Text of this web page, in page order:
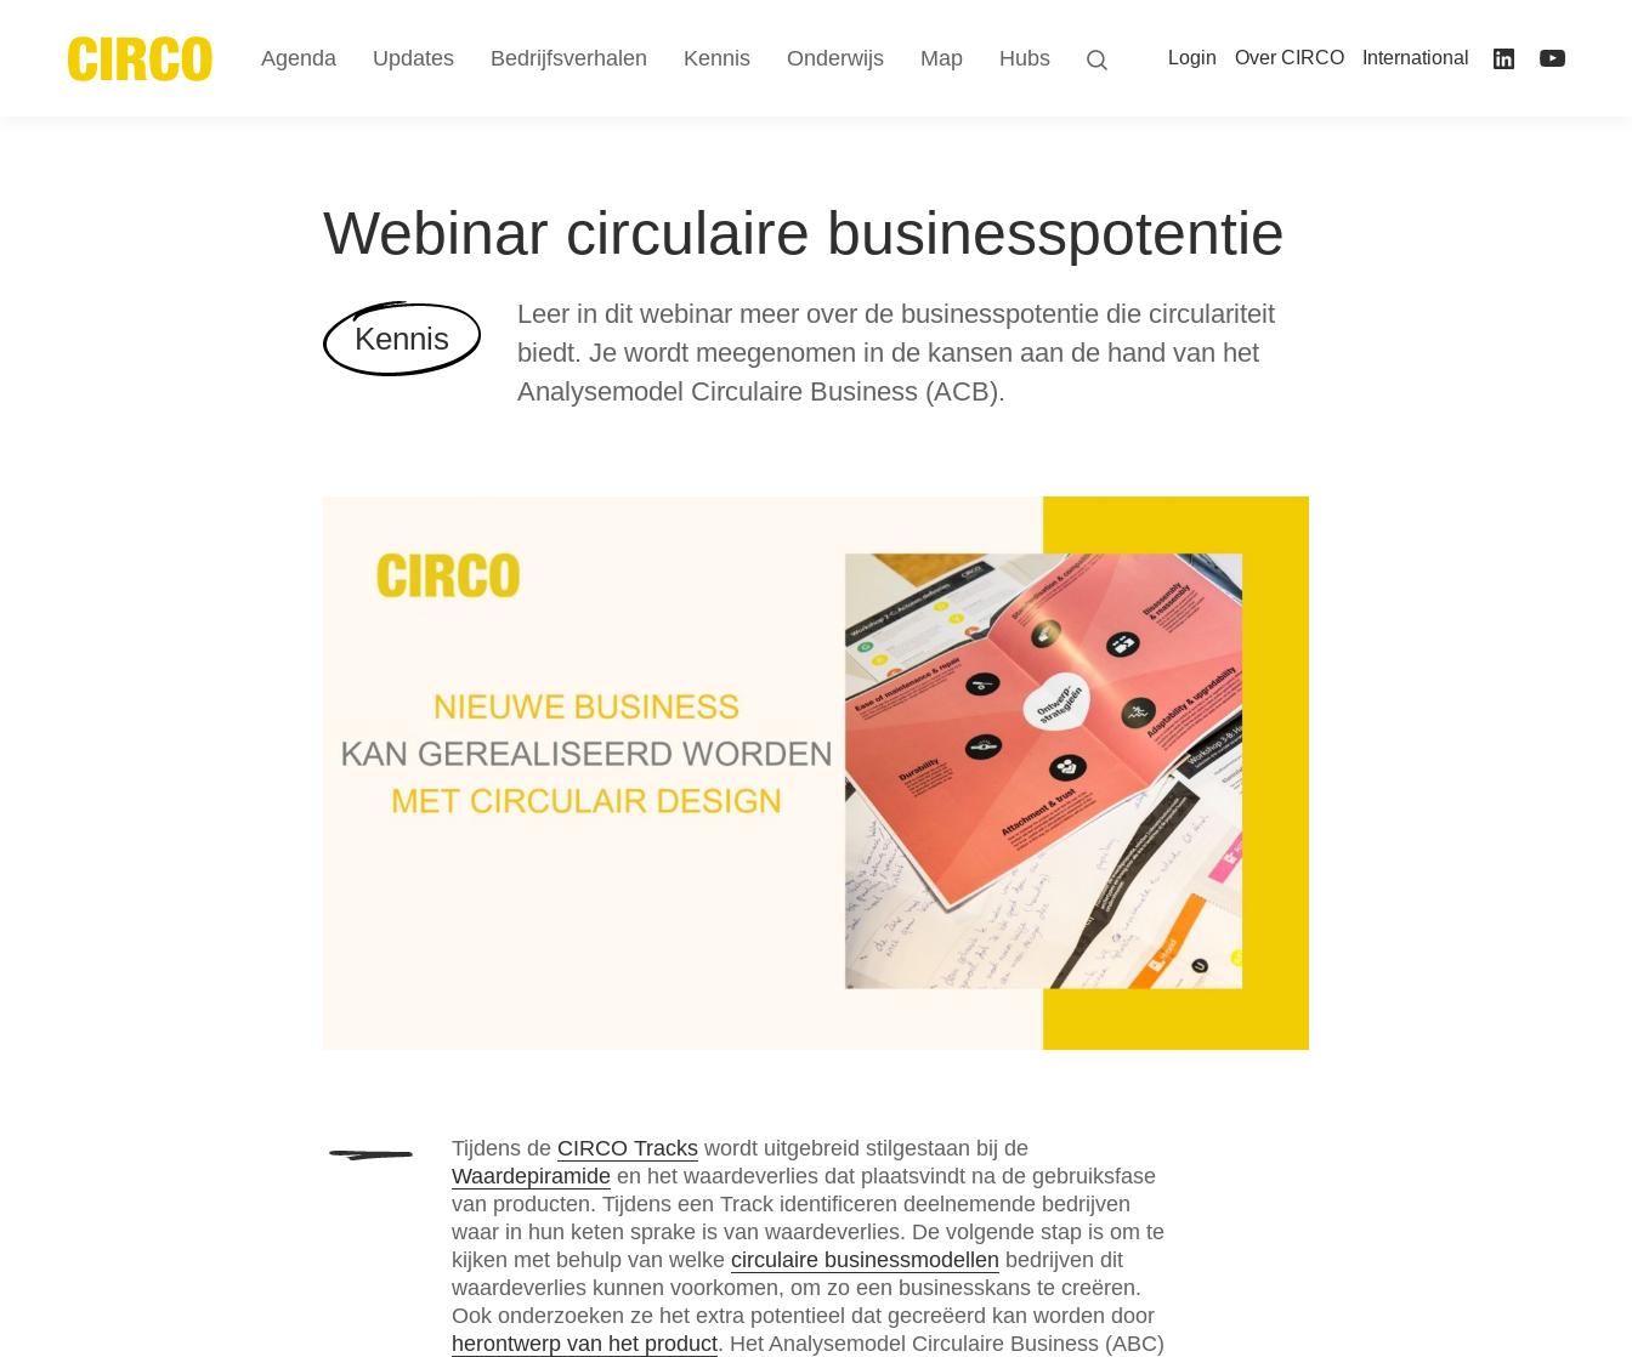
Webinar circulaire businesspotentie
Kennis
Leer in dit webinar meer over de businesspotentie die circulariteit
biedt. Je wordt meegenomen in de kansen aan de hand van het
Analysemodel Circulaire Business (ACB).
Tijdens de CIRCO Trackswordt uitgebreid stilgestaan bij de
Waardepiramideen het waardeverlies dat plaatsvindt na de gebruiksfase
van producten. Tijdens een Track identificeren deelnemende bedrijven
waar in hun keten sprake is van waardeverlies. De volgende stap is om te
kijken met behulp van welke circulaire businessmodellen bedrijven dit
waardeverlies kunnen voorkomen, om zo een businesskans te creëren.
Ook onderzoeken ze het extra potentieel dat gecreëerd kan worden door
herontwerp van het product. Het Analysemodel Circulaire Business (ABC)
Agenda Updates Bedrijfsverhalen Kennis Onderwijs Map Hubs Login Over CIRCO International